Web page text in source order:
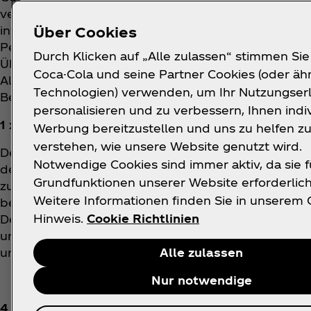
verfällt der Gewinnanspruch. Nach Übermittlung
informiert. Der/die Gewinner*in muss zwingend
Personen 4 Übernachtungen, Thailand für 2
Übernachtungen. Der Gewinn umfasst folgende
Alle weiteren Kosten/Nebenkosten, die im
Begleitpersonen, sofern in den
1 x Silberpreis –All-Inclusive-Inlandsreise für 2
Der/die Gewinner*in erhält 1 Inlandsreise für 2
dem Gewinner. Der Gewinner wird per E-Mail
zurückzumelden, ansonsten verfällt der
bezüglich der nächsten Schritte informiert. Der/
Destination: Hamburg oder Berlin. Der Gewinn
und Mahlzeiten. Alle weiteren Kosten/
und seine/ihre Begleitperson, sofern in den
4 HAFTUNGSBESCHRÄNKUNGEN
Über Cookies
Durch Klicken auf „Alle zulassen“ stimmen
Coca-Cola und seine Partner Cookies (oder
Technologien) verwenden, um Ihr
personalisieren und zu verbessern, Ihnen
Werbung bereitzustellen und uns zu helfen zu
verstehen, wie unsere Website genutzt wird.
Notwendige Cookies sind immer aktiv, da sie
Grundfunktionen unserer Website
Weitere Informationen finden Sie in unserem
Hinweis. Cookie Richtlinien
Alle zulassen
Nur notwendige